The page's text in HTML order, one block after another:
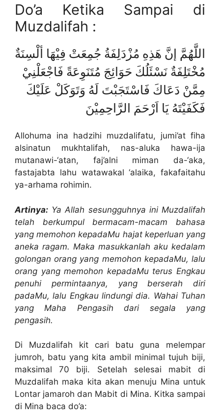
Do’a Ketika Sampai di
Muzdalifah :
اللَّهُمَّ إنَّ هَذِهِ مُزْدَلِفَةُ جُمِعَتْ فِيْهَا ألْسِنَةٌ
مُخْتَلِفَةٌ نَسْئَلُكَ حَوَائِجَ مُتَنَوِعَةً فَاجْعَلْنِيْ
مِمَّنْ دَعَاكَ فَاسْتَجَبْتَ لَهُ وَتَوَكَلْ عَلَيْكَ
فَكَفَيْتَهُ يَا اَرْحَمَ الرَّاحِمِيْنَ
Allohuma ina hadzihi muzdalifatu, jumi’at fiha
alsinatun mukhtalifah, nas-aluka hawa-ija
mutanawi-‘atan, faj’alni miman da-‘aka,
fastajabta lahu watawakal ‘alaika, fakafaitahu
ya-arhama rohimin.
Artinya: Ya Allah sesungguhnya ini Muzdalifah
telah berkumpul bermacam-macam bahasa
yang memohon kepadaMu hajat keperluan yang
aneka ragam. Maka masukkanlah aku kedalam
golongan orang yang memohon kepadaMu, lalu
orang yang memohon kepadaMu terus Engkau
penuhi permintaanya, yang berserah diri
padaMu, lalu Engkau lindungi dia. Wahai Tuhan
yang Maha Pengasih dari segala yang
pengasih.
Di Muzdalifah kit cari batu guna melempar
jumroh, batu yang kita ambil minimal tujuh biji,
maksimal 70 biji. Setelah selesai mabit di
Muzdalifah maka kita akan menuju Mina untuk
Lontar jamaroh dan Mabit di Mina. Kitka sampai
di Mina baca do’a: